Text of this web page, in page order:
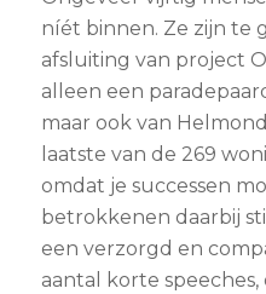
níét binnen. Ze zijn te
afsluiting van project
alleen een
maar ook van
laatste van de 269
omdat je successen
betrokkenen daarbij
een verzorgd en
aantal korte